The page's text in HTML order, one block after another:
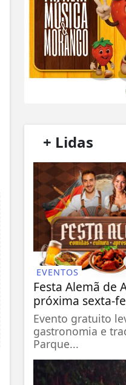
+ Lidas
EVENTOS
Festa Alemã de
próxima sexta-
Evento gratuito
gastronomia e
Parque...